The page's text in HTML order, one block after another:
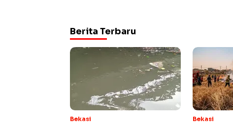
Berita Terbaru
Bekasi Bekasi